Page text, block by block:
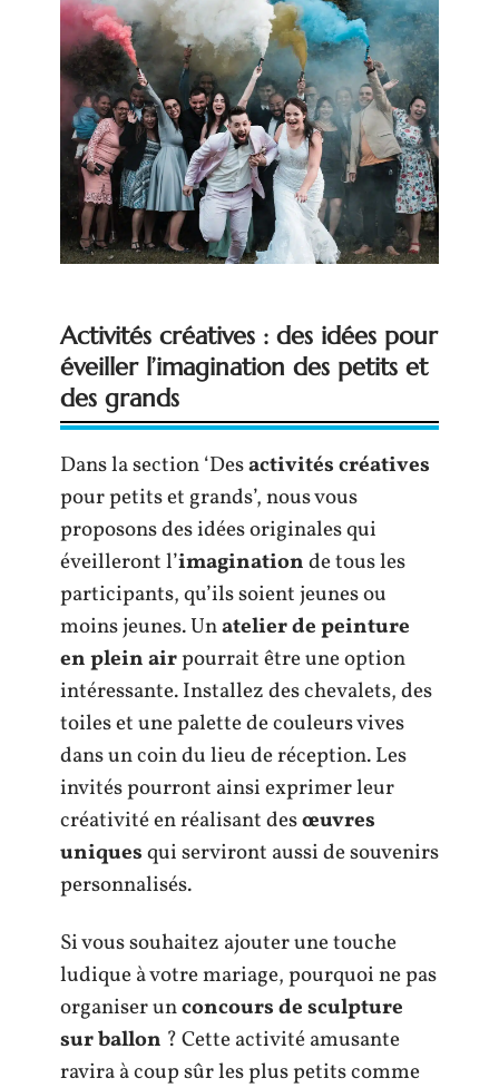
Activités créatives : des idées pour
éveiller l’imagination des petits et
des grands
Dans la section ‘Desactivités créatives
pour petits et grands’, nous vous
proposons des idées originales qui
éveilleront l’imaginationde tous les
participants, qu’ils soient jeunes ou
moins jeunes. Unatelier de peinture
en plein airpourrait être une option
intéressante. Installez des chevalets, des
toiles et une palette de couleurs vives
dans un coin du lieu de réception. Les
invités pourront ainsi exprimer leur
créativité en réalisant desœuvres
uniquesqui serviront aussi de souvenirs
personnalisés.
Si vous souhaitez ajouter une touche
ludique à votre mariage, pourquoi ne pas
organiser unconcours de sculpture
sur ballon ? Cette activité amusante
ravira à coup sûr les plus petits comme